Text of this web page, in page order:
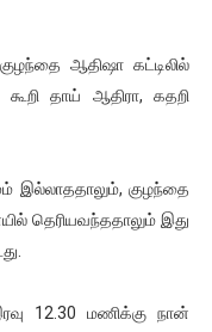
விடியோ)
சபை கூட்டத்தில் இன்று
அதிக காலெக்ஷன் செய்த
ஆதிஷா கட்டிலில்
தாய் ஆதிரா, கதறி
இல்லாததாலும், குழந்தை
தெரியவந்ததாலும் இது
12.30 மணிக்கு நான்